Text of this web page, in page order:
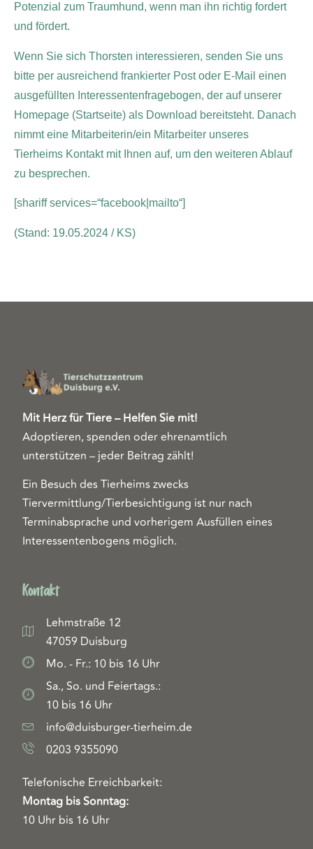
Potenzial zum Traumhund, wenn man ihn richtig fordert
und fördert.
Wenn Sie sich Thorsten interessieren, senden Sie uns
bitte per ausreichend frankierter Post oder E-Mail einen
ausgefüllten Interessentenfragebogen, der auf unserer
Homepage (Startseite) als Download bereitsteht. Danach
nimmt eine Mitarbeiterin/ein Mitarbeiter unseres
Tierheims Kontakt mit Ihnen auf, um den weiteren Ablauf
zu besprechen.
[shariff services=“facebook|mailto“]
(Stand: 19.05.2024 / KS)
Mit Herz für Tiere – Helfen Sie mit!
Adoptieren, spenden oder ehrenamtlich
unterstützen – jeder Beitrag zählt!
Ein Besuch des Tierheims zwecks
Tiervermittlung/Tierbesichtigung ist nur nach
Terminabsprache und vorherigem Ausfüllen eines
Interessentenbogens möglich.
Kontakt
Lehmstraße 12
47059 Duisburg
Mo. - Fr.: 10 bis 16 Uhr
Sa., So. und Feiertags.:
10 bis 16 Uhr
info@duisburger-tierheim.de
0203 9355090
Telefonische Erreichbarkeit:
Montag bis Sonntag:
10 Uhr bis 16 Uhr